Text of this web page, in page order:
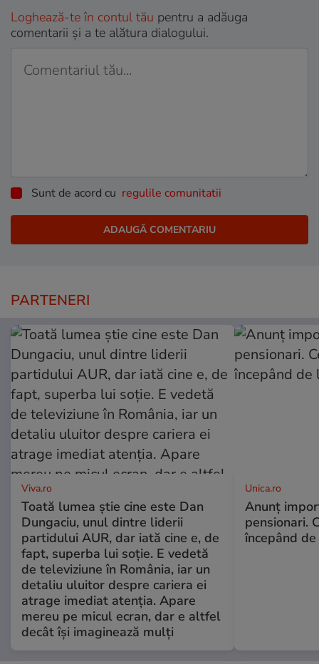
Loghează-te în contul tău pentru a adăuga
comentarii și a te alătura dialogului.
Sunt de acord cu regulile comunitatii
PARTENERI
Viva.ro
Toată lumea știe cine este Dan
Dungaciu, unul dintre liderii
partidului AUR, dar iată cine e, de
fapt, superba lui soție. E vedetă
de televiziune în România, iar un
detaliu uluitor despre cariera ei
atrage imediat atenția. Apare
mereu pe micul ecran, dar e altfel
decât își imaginează mulți
Unica.ro
Anunț
pensionari.
începând